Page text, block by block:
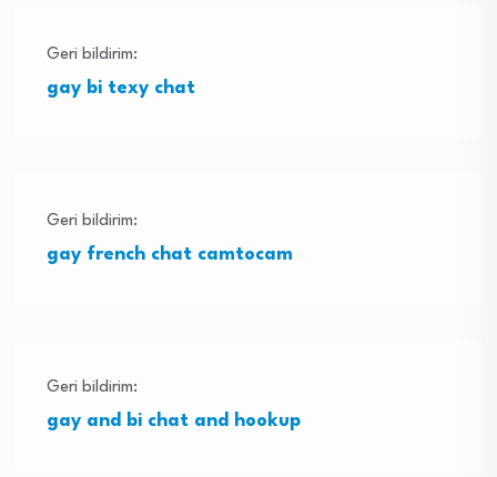
Geri bildirim:
gay bi texy chat
Geri bildirim:
gay french chat camtocam
Geri bildirim:
gay and bi chat and hookup